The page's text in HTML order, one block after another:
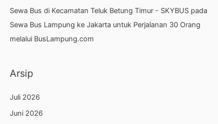
Sewa Bus di Kecamatan Teluk Betung Timur - SKYBUS pada
Sewa Bus Lampung ke Jakarta untuk Perjalanan 30 Orang
melalui BusLampung.com
Arsip
Juli 2026
Juni 2026